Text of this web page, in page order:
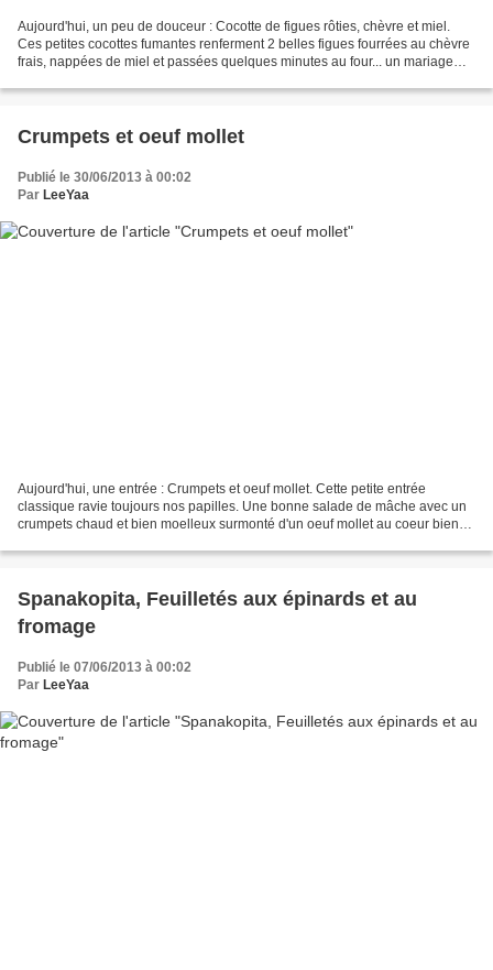
Aujourd'hui, un peu de douceur : Cocotte de figues rôties, chèvre et miel.
Ces petites cocottes fumantes renferment 2 belles figues fourrées au chèvre
frais, nappées de miel et passées quelques minutes au four... un mariage
Crumpets et oeuf mollet
Publié le 30/06/2013 à 00:02
Par LeeYaa
Aujourd'hui, une entrée : Crumpets et oeuf mollet. Cette petite entrée
classique ravie toujours nos papilles. Une bonne salade de mâche avec un
crumpets chaud et bien moelleux surmonté d'un oeuf mollet au coeur bien
Spanakopita, Feuilletés aux épinards et au
fromage
Publié le 07/06/2013 à 00:02
Par LeeYaa